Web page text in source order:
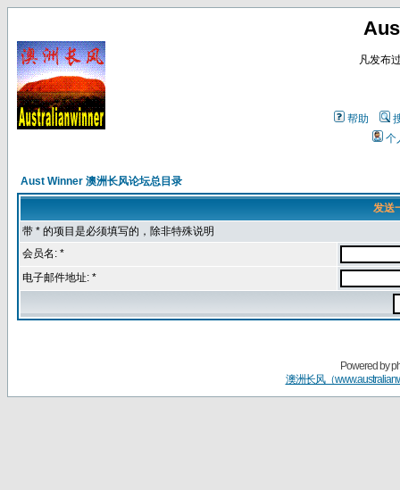
凡发布
帮助
个
Aust Winner 澳洲长风论坛总目录
发送
带 * 的项目是必须填写的，除非特殊说明
会员名: *
电子邮件地址: *
Powered by
澳洲长风（